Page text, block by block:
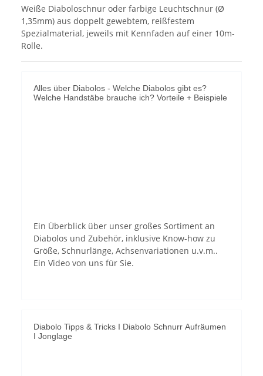
Weiße Diaboloschnur oder farbige Leuchtschnur (Ø
1,35mm) aus doppelt gewebtem, reißfestem
Spezialmaterial, jeweils mit Kennfaden auf einer 10m-
Rolle.
Alles über Diabolos - Welche Diabolos gibt es?
Welche Handstäbe brauche ich? Vorteile + Beispiele
Ein Überblick über unser großes Sortiment an
Diabolos und Zubehör, inklusive Know-how zu
Größe, Schnurlänge, Achsenvariationen u.v.m..
Ein Video von uns für Sie.
Diabolo Tipps & Tricks I Diabolo Schnurr Aufräumen
I Jonglage